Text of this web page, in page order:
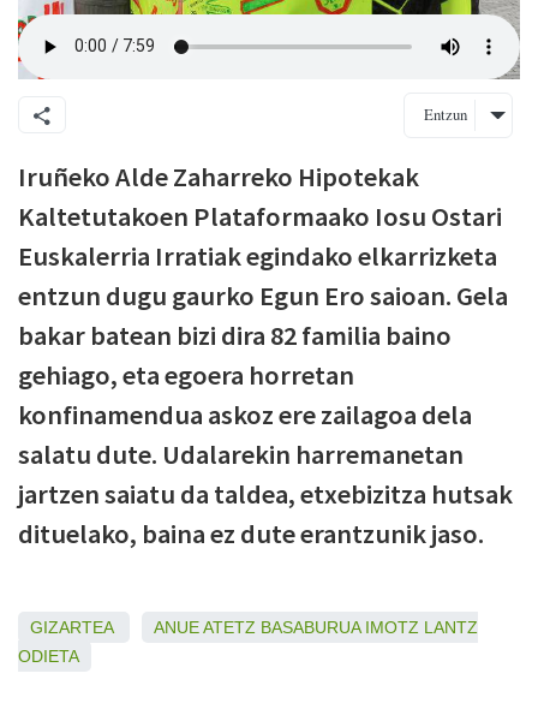
Entzun
Iruñeko Alde Zaharreko Hipotekak
Kaltetutakoen Plataformaako Iosu Ostari
Euskalerria Irratiak egindako elkarrizketa
entzun dugu gaurko Egun Ero saioan. Gela
bakar batean bizi dira 82 familia baino
gehiago, eta egoera horretan
konfinamendua askoz ere zailagoa dela
salatu dute. Udalarekin harremanetan
jartzen saiatu da taldea, etxebizitza hutsak
dituelako, baina ez dute erantzunik jaso.
GIZARTEA ANUEATETZ BASABURUA IMOTZ LANTZ
ODIETA